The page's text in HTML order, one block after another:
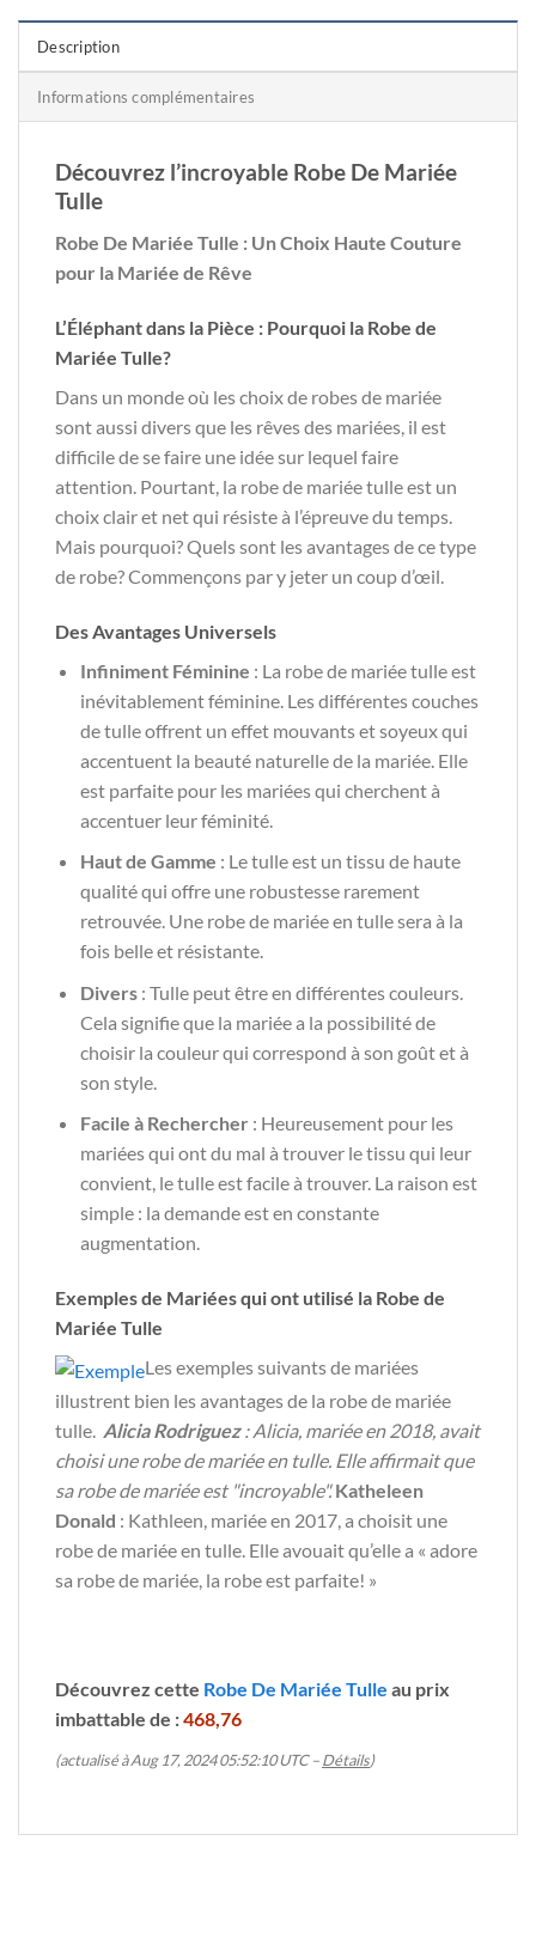
Description
Informations complémentaires
Découvrez l’incroyable Robe De Mariée
Tulle
Robe De Mariée Tulle : Un Choix Haute Couture
pour la Mariée de Rêve
L’Éléphant dans la Pièce : Pourquoi la Robe de
Mariée Tulle?
Dans un monde où les choix de robes de mariée
sont aussi divers que les rêves des mariées, il est
difficile de se faire une idée sur lequel faire
attention. Pourtant, la robe de mariée tulle est un
choix clair et net qui résiste à l’épreuve du temps.
Mais pourquoi? Quels sont les avantages de ce type
de robe? Commençons par y jeter un coup d’œil.
Des Avantages Universels
Infiniment Féminine : La robe de mariée tulle est
inévitablement féminine. Les différentes couches
de tulle offrent un effet mouvants et soyeux qui
accentuent la beauté naturelle de la mariée. Elle
est parfaite pour les mariées qui cherchent à
accentuer leur féminité.
Haut de Gamme : Le tulle est un tissu de haute
qualité qui offre une robustesse rarement
retrouvée. Une robe de mariée en tulle sera à la
fois belle et résistante.
Divers: Tulle peut être en différentes couleurs.
Cela signifie que la mariée a la possibilité de
choisir la couleur qui correspond à son goût et à
son style.
Facile à Rechercher : Heureusement pour les
mariées qui ont du mal à trouver le tissu qui leur
convient, le tulle est facile à trouver. La raison est
simple : la demande est en constante
augmentation.
Exemples de Mariées qui ont utilisé la Robe de
Mariée Tulle
Les exemples suivants de mariées
illustrent bien les avantages de la robe de mariée
tulle. Alicia Rodriguez: Alicia, mariée en 2018, avait
choisi une robe de mariée en tulle. Elle affirmait que
sa robe de mariée est "incroyable".Katheleen
Donald : Kathleen, mariée en 2017, a choisit une
robe de mariée en tulle. Elle avouait qu’elle a « adore
sa robe de mariée, la robe est parfaite! »
Découvrez cette Robe De Mariée Tulle au prix
imbattable de :468,76
(actualisé à Aug 17, 2024 05:52:10 UTC –Détails)